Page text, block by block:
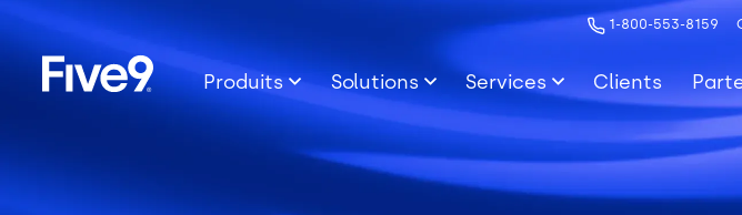
Skip to main content
1-800-553-8159
Produits Solutions Services Clients